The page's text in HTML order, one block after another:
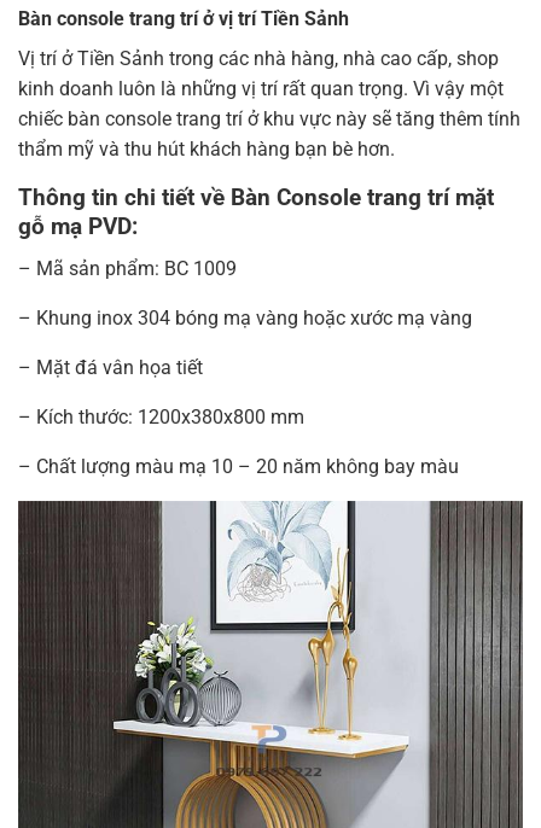
Bàn console trang trí ở vị trí Tiền Sảnh
Vị trí ở Tiền Sảnh trong các nhà hàng, nhà cao cấp, shop
kinh doanh luôn là những vị trí rất quan trọng. Vì vậy một
chiếc bàn console trang trí ở khu vực này sẽ tăng thêm tính
thẩm mỹ và thu hút khách hàng bạn bè hơn.
Thông tin chi tiết về Bàn Console trang trí mặt
gỗ mạ PVD:
– Mã sản phẩm: BC 1009
– Khung inox 304 bóng mạ vàng hoặc xước mạ vàng
– Mặt đá vân họa tiết
– Kích thước: 1200x380x800 mm
– Chất lượng màu mạ 10 – 20 năm không bay màu